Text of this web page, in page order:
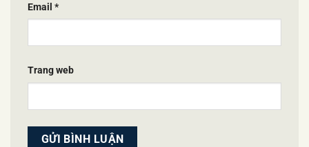
Email *
Trang web